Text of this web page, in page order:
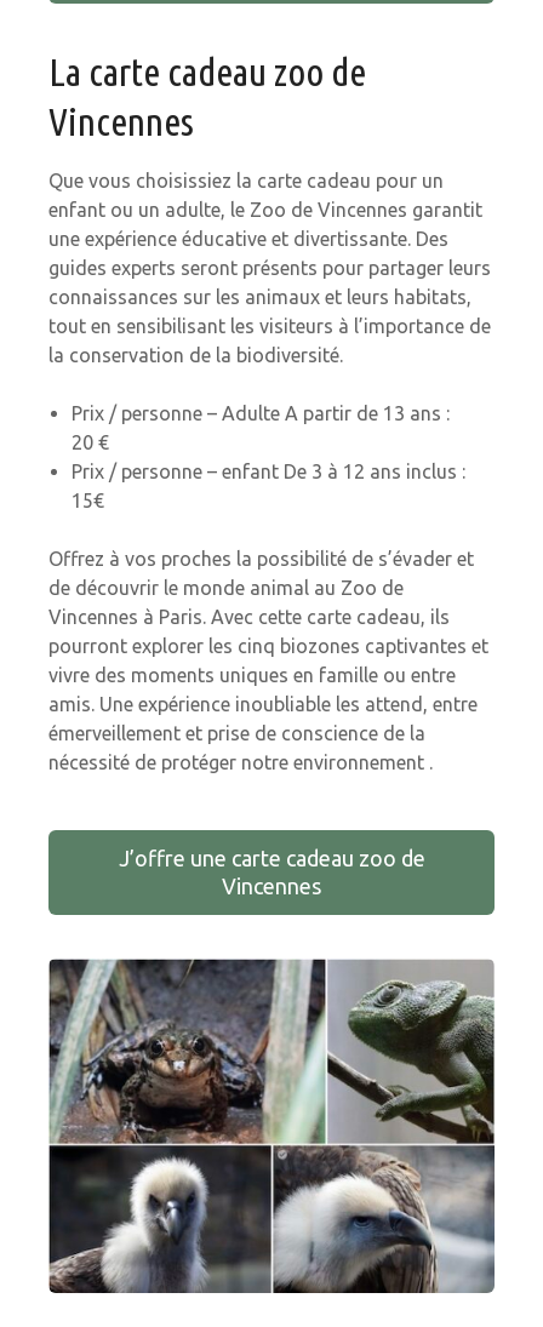
La carte cadeau zoo de
Vincennes
Que vous choisissiez la carte cadeau pour un
enfant ou un adulte, le Zoo de Vincennes garantit
une expérience éducative et divertissante. Des
guides experts seront présents pour partager leurs
connaissances sur les animaux et leurs habitats,
tout en sensibilisant les visiteurs à l’importance de
la conservation de la biodiversité.
Prix / personne – Adulte A partir de 13 ans :
20 €
Prix / personne – enfant De 3 à 12 ans inclus :
15€
Offrez à vos proches la possibilité de s’évader et
de découvrir le monde animal au Zoo de
Vincennes à Paris. Avec cette carte cadeau, ils
pourront explorer les cinq biozones captivantes et
vivre des moments uniques en famille ou entre
amis. Une expérience inoubliable les attend, entre
émerveillement et prise de conscience de la
nécessité de protéger notre environnement .
J’offre une carte cadeau zoo de
Vincennes